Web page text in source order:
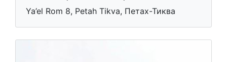
Ya’el Rom 8, Petah Tikva, Петах-Тиква